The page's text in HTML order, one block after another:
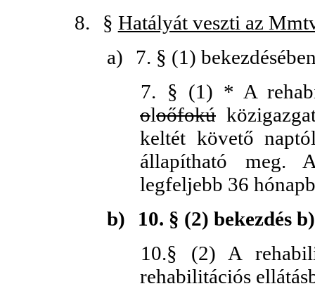
8.
§ Hatályát veszti az
a)
7. § (1)
7. § (1) * A
oloőfokú
keltét követő
állapítható meg.
legfeljebb 36
b)
10. § (2) bekezdés
10.§ (2) A
rehabilitációs